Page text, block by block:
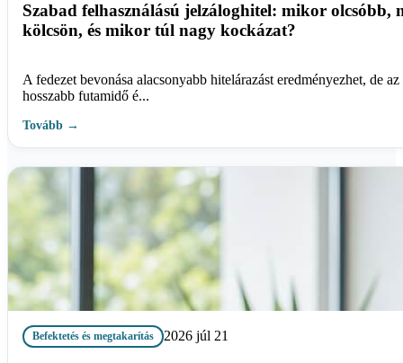
Szabad felhasználású jelzáloghitel: mikor olcsóbb,
kölcsön, és mikor túl nagy kockázat?
A fedezet bevonása alacsonyabb hitelárazást eredményezhet, de
hosszabb futamidő é...
Tovább →
Befektetés és megtakarítás 2026 júl 21